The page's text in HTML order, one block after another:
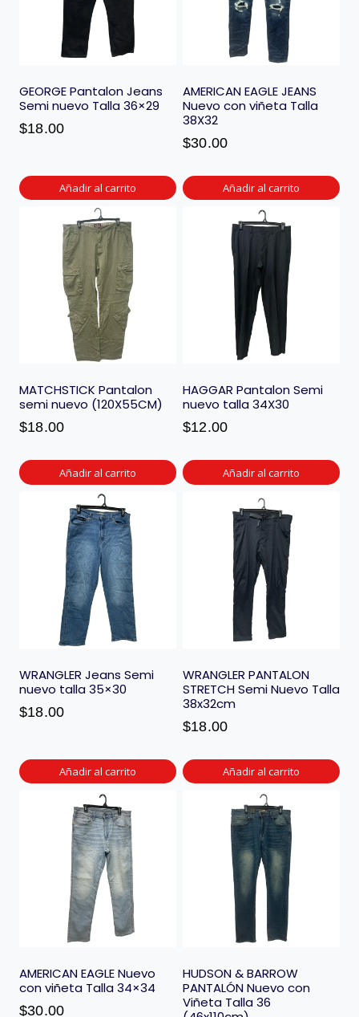
GEORGE Pantalon Jeans
Semi nuevo Talla 36×29
$18.00
Añadir al carrito
AMERICAN EAGLE JEANS
Nuevo con viñeta Talla
38X32
$30.00
Añadir al carrito
MATCHSTICK Pantalon
semi nuevo (120X55CM)
$18.00
Añadir al carrito
HAGGAR Pantalon Semi
nuevo talla 34X30
$12.00
Añadir al carrito
WRANGLER Jeans Semi
nuevo talla 35×30
$18.00
Añadir al carrito
WRANGLER PANTALON
STRETCH Semi Nuevo Talla
38x32cm
$18.00
Añadir al carrito
AMERICAN EAGLE Nuevo
con viñeta Talla 34×34
$30.00
HUDSON & BARROW
PANTALÓN Nuevo con
Viñeta Talla 36